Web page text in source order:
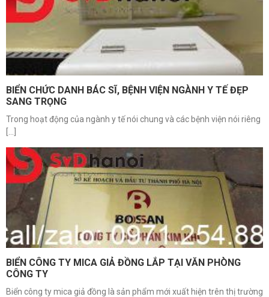
BIỂN CHỨC DANH BÁC SĨ, BỆNH VIỆN NGÀNH Y TẾ ĐẸP
SANG TRỌNG
Trong hoạt động của ngành y tế nói chung và các bệnh viện nói riêng
BIỂN CÔNG TY MICA GIẢ ĐỒNG LẮP TẠI VĂN PHÒNG
CÔNG TY
Biển công ty mica giả đồng là sản phẩm mới xuất hiện trên thị trường